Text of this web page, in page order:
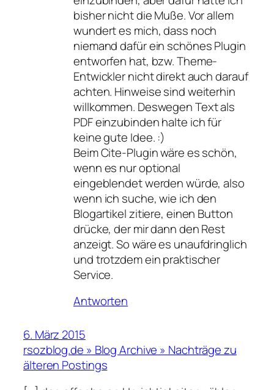
bisher nicht die Muße. Vor allem
wundert es mich, dass noch
niemand dafür ein schönes Plugin
entworfen hat, bzw. Theme-
Entwickler nicht direkt auch darauf
achten. Hinweise sind weiterhin
willkommen. Deswegen Text als
PDF einzubinden halte ich für
keine gute Idee. :)
Beim Cite-Plugin wäre es schön,
wenn es nur optional
eingeblendet werden würde, also
wenn ich suche, wie ich den
Blogartikel zitiere, einen Button
drücke, der mir dann den Rest
anzeigt. So wäre es unaufdringlich
und trotzdem ein praktischer
Service.
Antworten
6. März 2015
rsozblog.de » Blog Archive » Nachträge zu
älteren Postings